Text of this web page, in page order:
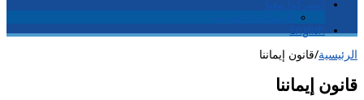
الرئيسية/قانون إيماننا
قانون إيماننا